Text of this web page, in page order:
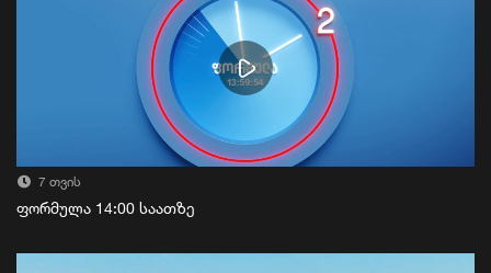
7 თვის
ფორმულა 14:00 საათზე